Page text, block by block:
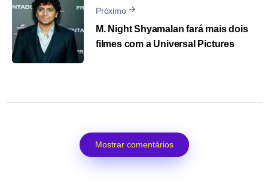
Próximo
M. Night Shyamalan fará mais dois
filmes com a Universal Pictures
Mostrar comentários